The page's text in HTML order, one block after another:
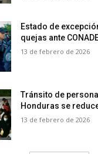
Estado de
quejas ante
13 de febrero de 2026
Tránsito de
Honduras se
13 de febrero de 2026